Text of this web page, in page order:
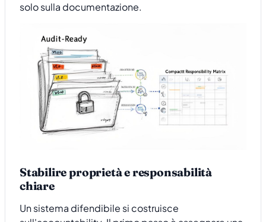
solo sulla documentazione.
Stabilire proprietà e responsabilità
chiare
Un sistema difendibile si costruisce